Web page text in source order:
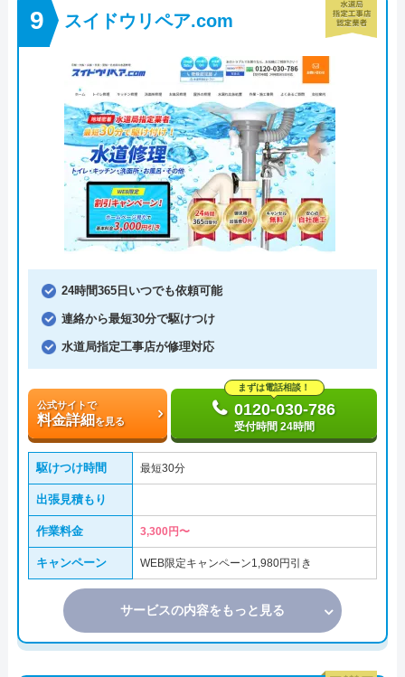
スイドウリペア.com
24時間365日いつでも依頼可能
連絡から最短30分で駆けつけ
水道局指定工事店が修理対応
公式サイトで
料金詳細を見る
まずは電話相談！
0120-030-786
受付時間 24時間
駆けつけ時間 最短30分
出張見積もり
作業料金 3,300円〜
キャンペーン WEB限定キャンペーン1,980円引き
サービスの内容をもっと見る